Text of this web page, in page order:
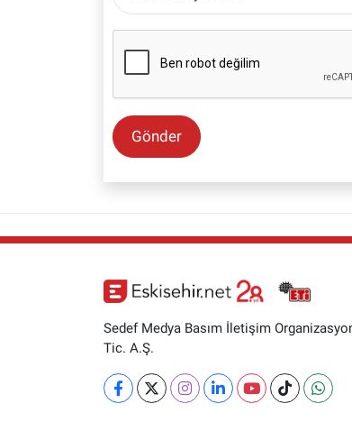
Gönder
Sedef Medya Basım İletişim
Tic. A.Ş.